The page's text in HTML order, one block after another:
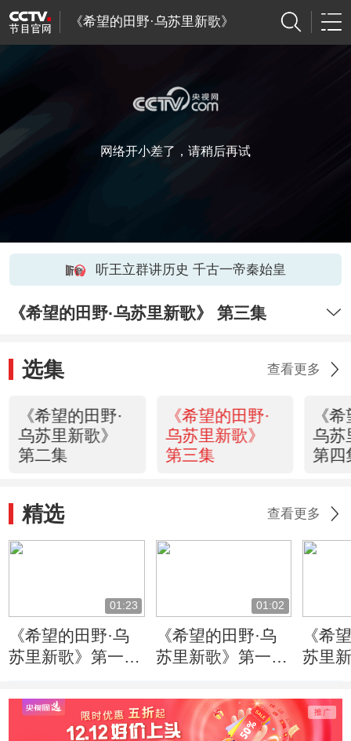
《希望的田野·乌苏里新歌》
网络开小差了，请稍后再试
听王立群讲历史 千古一帝秦始皇
《希望的田野·乌苏里新歌》 第三集
选集 查看更多
《希望的田野·
乌苏里新歌》
第二集
《希望的田野·
乌苏里新歌》
第三集
《
乌苏
第四
精选 查看更多
01:23
《希望的田野·乌
苏里新歌》第一
民族风情园推广绿
色农产品
01:02
《希望的田野·乌
苏里新歌》第一
赏性和医用性兼具
的红花种植
《希
苏里
家致
木耳